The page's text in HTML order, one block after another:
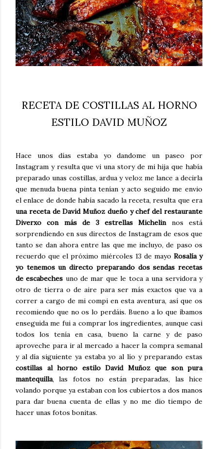
RECETA DE COSTILLAS AL HORNO
ESTILO DAVID MUÑOZ
Hace unos días estaba yo dandome un paseo por
Instagram y resulta que vi una story de mi hija que había
preparado unas costillas, ardua y veloz me lance a decirla
que menuda buena pinta tenían y acto seguido me envio
el enlace de donde había sacado la receta, resulta que era
una receta de David Muñoz dueño y chef del restaurante
Diverxo con más de 3 estrellas Michelinnos está
sorprendiendo en sus directos de Instagram de esos que
tanto se dan ahora entre las que me incluyo, de paso os
recuerdo que el próximo miércoles 13 de mayo Rosalía y
yo tenemos un directo preparando dos sendas recetas
de escabeches uno de mar que le toca a una servidora y
otro de tierra o de aire para ser más exactos que va a
correr a cargo de mi compi en esta aventura, así que os
recomiendo que no os lo perdáis. Bueno a lo que íbamos
enseguida me fui a comprar los ingredientes, aunque casi
todos los tenía en casa, bueno la carne y de paso
aproveche para ir al mercado a hacer la compra semanal
y al día siguiente ya estaba yo al lío y preparando estas
costillas al horno estilo David Muñoz que son pura
mantequilla, las fotos no están preparadas, las hice
volando porque ya estaban con los cubiertos a dos manos
para dar buena cuenta de ellas y no me dio tiempo de
hacer unas fotos bonitas.